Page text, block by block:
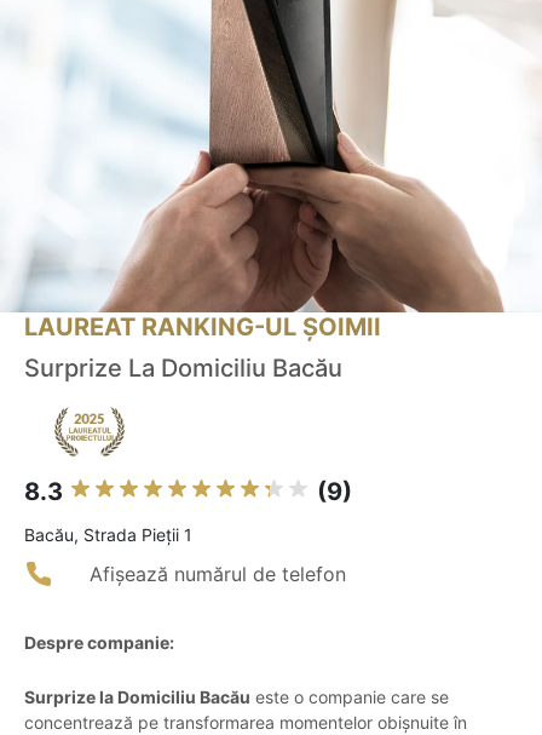
LAUREAT RANKING-UL ȘOIMII
Surprize La Domiciliu Bacău
8.3 (9)
Bacău, Strada Pieții 1
Afișează numărul de telefon
Despre companie:
Surprize la Domiciliu Bacău este o companie care se
concentrează pe transformarea momentelor obișnuite în